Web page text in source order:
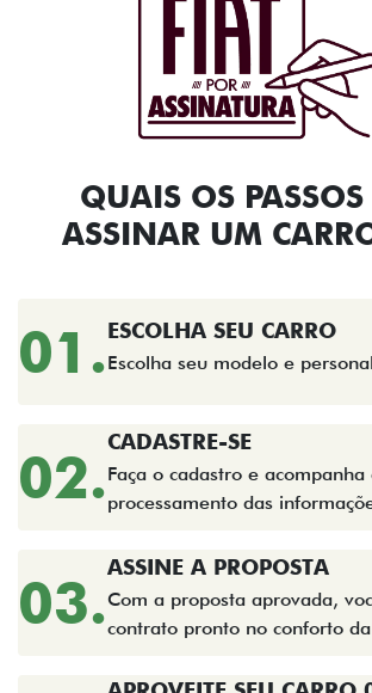
QUAIS OS PASSOS
ASSINAR UM
01.ESCOLHA SEU CARRO
Escolha seu modelo e
02.
CADASTRE-SE
Faça o cadastro e acompanha
processamento das
03.
ASSINE A PROPOSTA
Com a proposta aprovada,
contrato pronto no conforto